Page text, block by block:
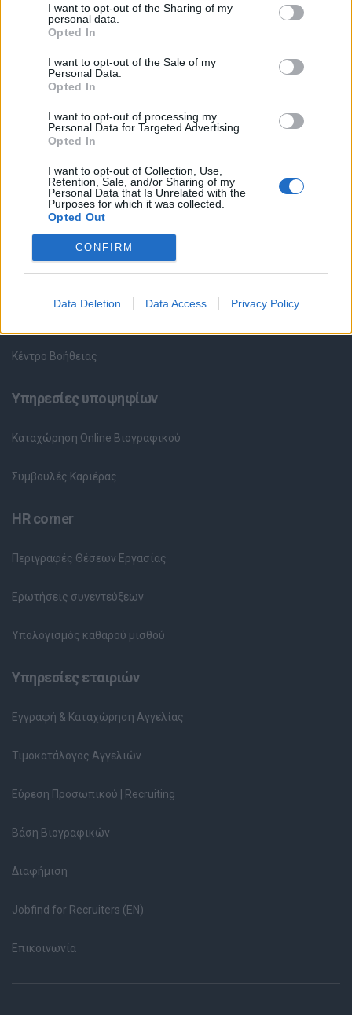
I want to opt-out of the Sharing of my
personal data.
Opted In
I want to opt-out of the Sale of my
Personal Data.
Opted In
I want to opt-out of processing my
Personal Data for Targeted Advertising.
Opted In
I want to opt-out of Collection, Use,
Retention, Sale, and/or Sharing of my
Personal Data that Is Unrelated with the
Purposes for which it was collected.
Opted Out
CONFIRM
Data Deletion Data Access Privacy Policy
Θέσεις εργασίας
Όλες οι Θέσεις Εργασίας
Κέντρο Βοήθειας
Υπηρεσίες υποψηφίων
Καταχώρηση Online Βιογραφικού
Συμβουλές Καριέρας
HR corner
Περιγραφές Θέσεων Εργασίας
Ερωτήσεις συνεντεύξεων
Υπολογισμός καθαρού μισθού
Υπηρεσίες εταιριών
Εγγραφή & Καταχώρηση Αγγελίας
Τιμοκατάλογος Αγγελιών
Εύρεση Προσωπικού | Recruiting
Βάση Βιογραφικών
Διαφήμιση
Jobfind for Recruiters (EN)
Επικοινωνία